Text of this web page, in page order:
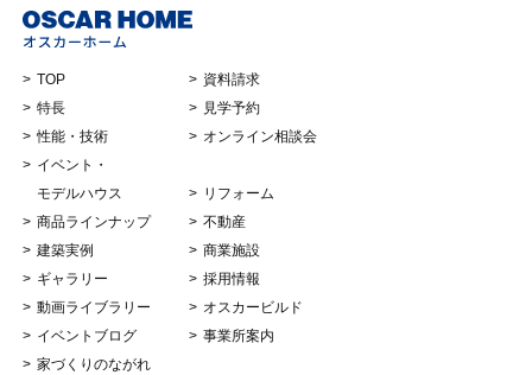
TOP
特長
性能・技術
イベント・
モデルハウス
商品ラインナップ
建築実例
ギャラリー
動画ライブラリー
イベントブログ
家づくりのながれ
資料請求
見学予約
オンライン相談会
リフォーム
不動産
商業施設
採用情報
オスカービルド
事業所案内